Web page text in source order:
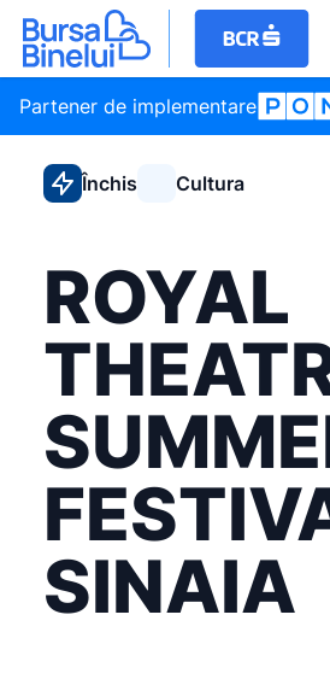
Partener de implementare
Închis Cultura
ROYAL
SINAIA